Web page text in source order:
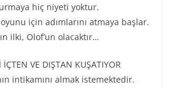
hiç niyeti yoktur.
için adımlarını atmaya başlar.
ilki, Olof’un olacaktır…
İÇTEN VE DIŞTAN KUŞATIYOR
intikamını almak istemektedir.